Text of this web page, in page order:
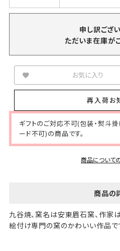
申し訳ござ
ただいま在庫が
お気に入り
再入荷お
ギフトのご対応不可(包装・熨斗掛
ード不可)の商品です。
商品について
商品の
九谷焼、窯名は安東眉石窯、作家
絵付け専門の窯のかわいい作品で